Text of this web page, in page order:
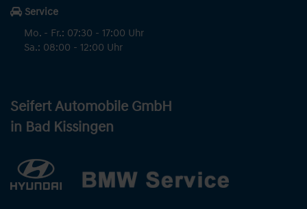
Service
Mo. - Fr.: 07:30 - 17:00 Uhr
Sa.: 08:00 - 12:00 Uhr
Seifert Automobile GmbH
in Bad Kissingen